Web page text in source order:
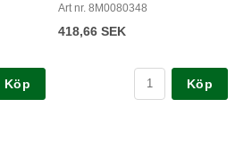
Köp
Art nr. 8M0080348
418,66 SEK
Köp